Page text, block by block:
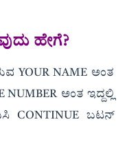
ಹೇಗೆ?
YOUR NAME ಅಂತ
ಅಂತ ಇದ್ದಲ್ಲಿ
CONTINUE ಬಟನ್